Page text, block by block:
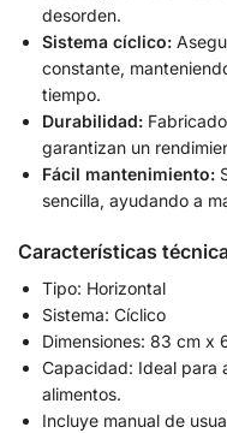
desorden.
Sistema cíclico:
constante,
tiempo.
Durabilidad:
garantizan un
Fácil mantenimiento:
sencilla, ayudando a
Características
Tipo: Horizontal
Sistema: Cíclico
Dimensiones: 83 cm x
Capacidad: Ideal para
alimentos.
Incluye manual de